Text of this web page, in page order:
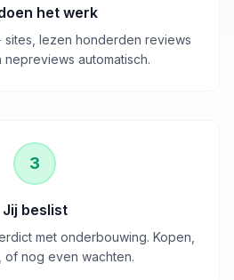
het werk
lezen honderden reviews
automatisch.
3
Jij beslist
met onderbouwing. Kopen,
of nog even wachten.